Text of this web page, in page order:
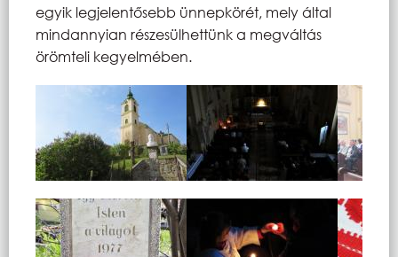
egyik legjelentősebb ünnepkörét, mely által
mindannyian részesülhettünk a megváltás
örömteli kegyelmében.